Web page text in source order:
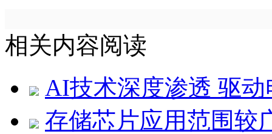
相关内容阅读
AI技术深度渗透 驱
存储芯片应用范围较